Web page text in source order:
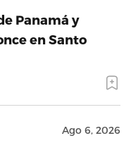
Panamá y
en Santo
Ago 6, 2026